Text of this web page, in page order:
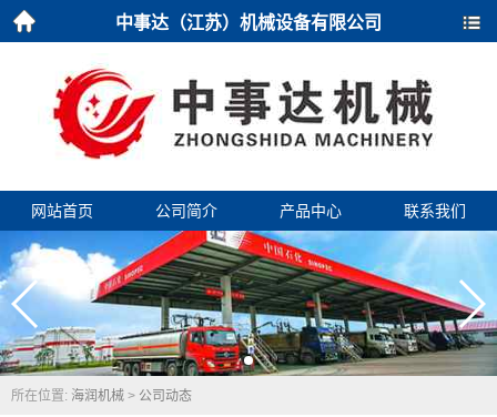
中事达（江苏）机械设备有限公司
网站首页 公司简介 产品中心 联系我们
所在位置: 海润机械 > 公司动态